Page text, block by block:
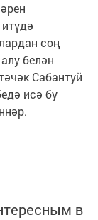
соң
белән
Сабантуй
исә бу
в